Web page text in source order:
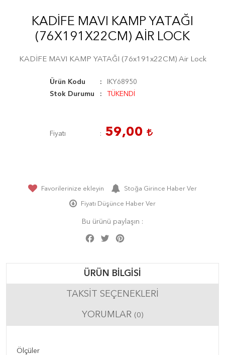
KADİFE MAVI KAMP YATAĞI
(76X191X22CM) AIR LOCK
KADİFE MAVI KAMP YATAĞI (76x191x22CM) Air Lock
Ürün Kodu
IKY68950
Stok Durumu
TÜKENDİ
Fiyatı 59,00
Favorilerinize ekleyin Stoğa Girince Haber Ver
Fiyatı Düşünce Haber Ver
Bu ürünü paylaşın :
Facebook
Twitter
ÜRÜN BILGISI
TAKSIT SEÇENEKLERI
YORUMLAR (0)
Ölçüler